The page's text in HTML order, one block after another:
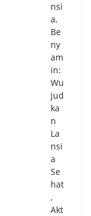
nsi
a,
Be
ny
am
in:
Wu
jud
ka
n
La
nsi
a
Se
hat
,
Akt